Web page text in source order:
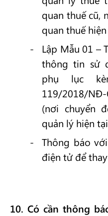
quan thuế cũ,
quan thuế
Lập Mẫu 01 –
thông tin sử
phụ lục
119/2018/
(nơi chuyển
quản lý hiện
Thông báo
điện tử để
10. Có cần thông